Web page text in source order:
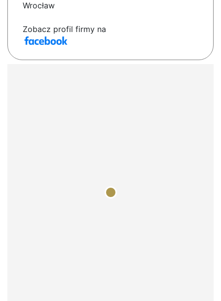
Wrocław
Zobacz profil firmy na